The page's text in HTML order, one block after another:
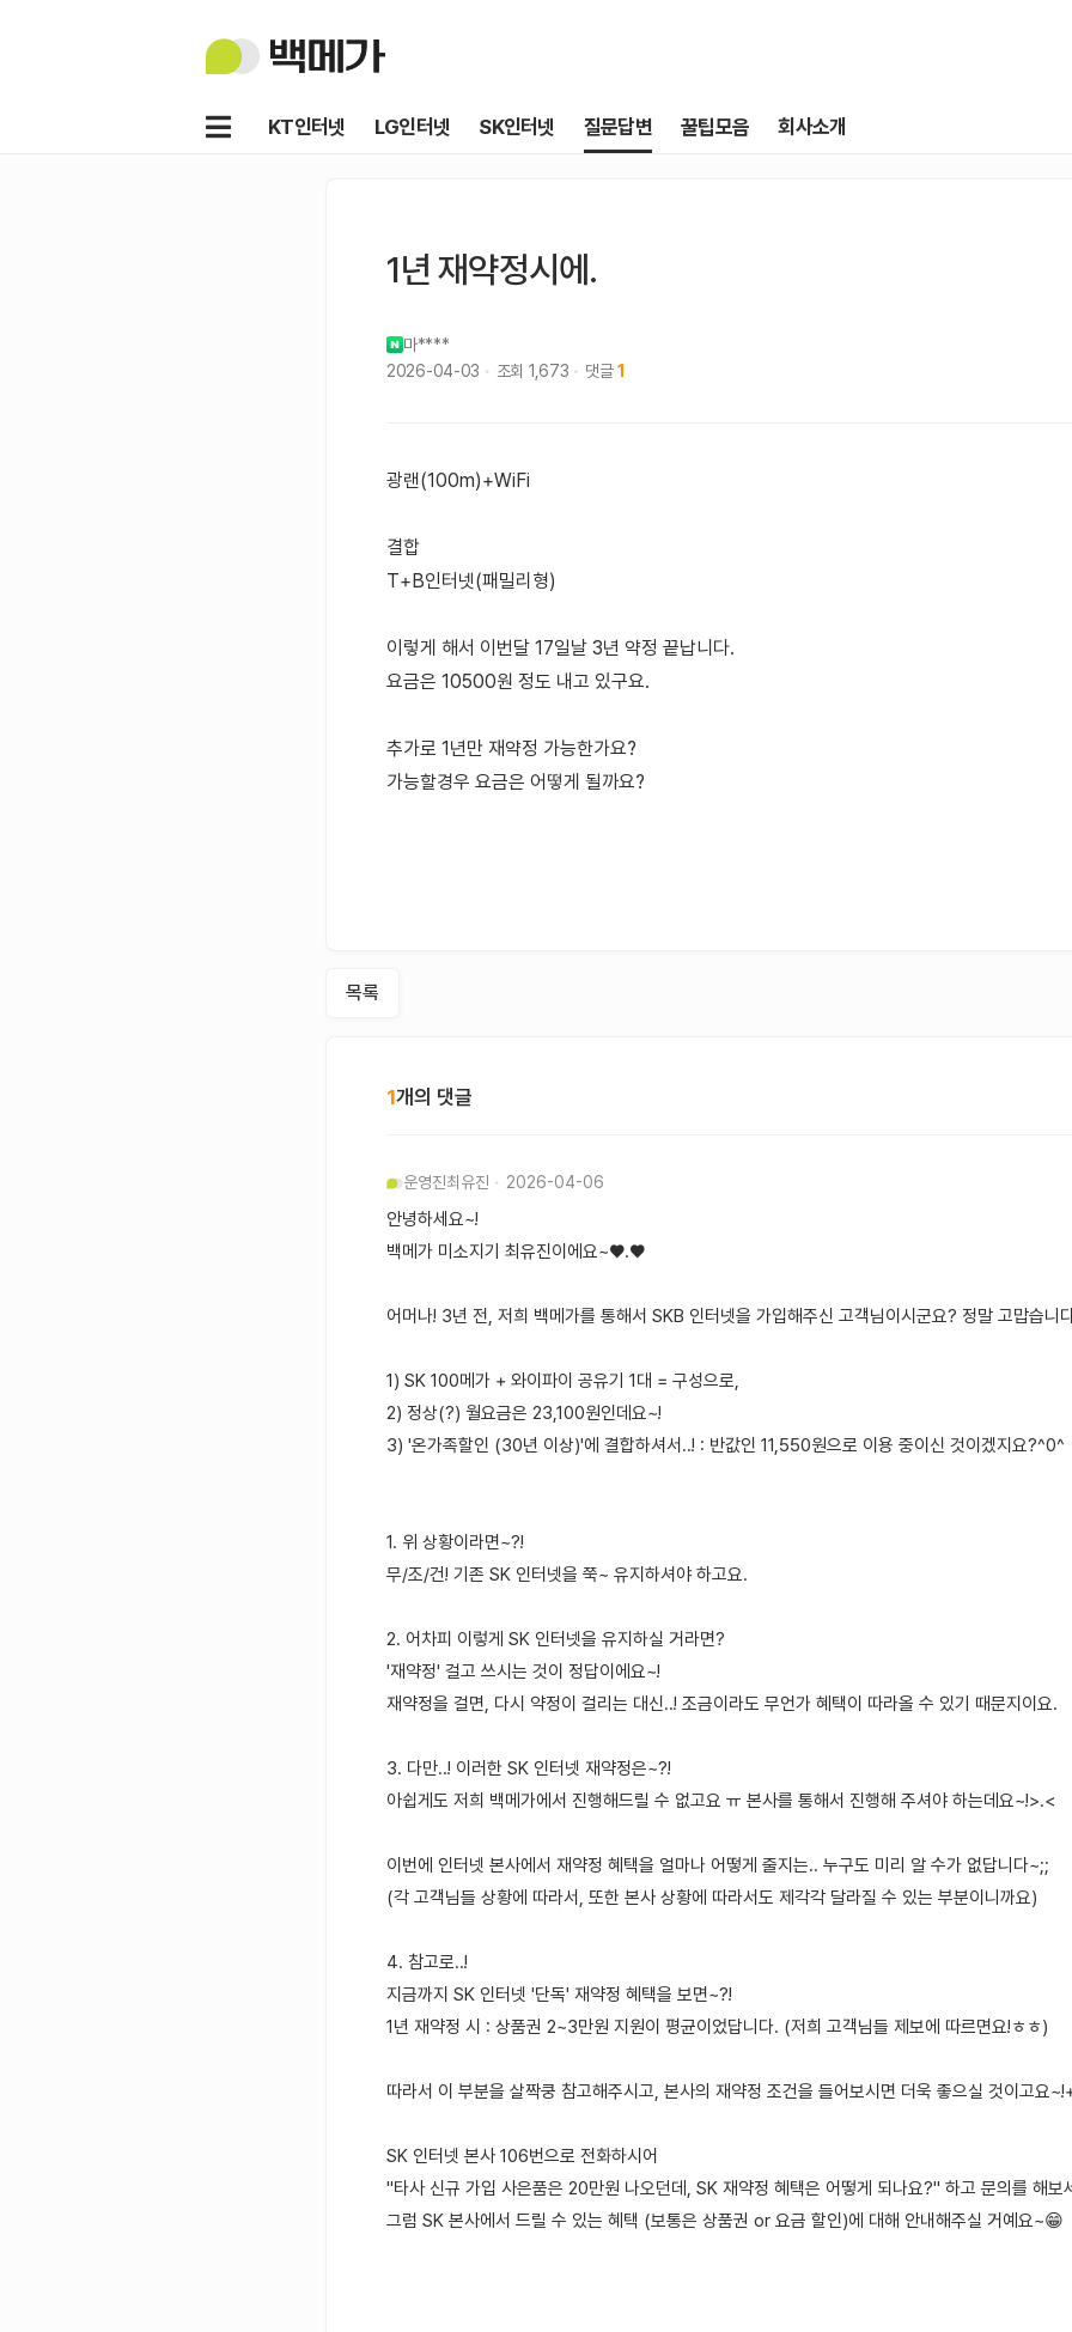
백
KT인터넷
LG인터넷 SK인터넷 질문답변 꿀팁모음 회사소개
메
1년 재약정시에.
마****
2026-04-03
조회 1,673 댓글 1
광랜(100m)+WiFi
결합
T+B인터넷(패밀리형)
이렇게 해서 이번달 17일날 3년 약정 끝납니다.
요금은 10500원 정도 내고 있구요.
추가로 1년만 재약정 가능한가요?
가능할경우 요금은 어떻게 될까요?
목록
1개의 댓글
운영진최유진 2026-04-06
안녕하세요~!
백메가 미소지기 최유진이에요~♥.♥
어머나! 3년 전, 저희 백메가를 통해서 SKB 인터넷을 가입해주신 고객님이시군요? 정말 고맙습니
1) SK 100메가 + 와이파이 공유기 1대 = 구성으로,
2) 정상(?) 월요금은 23,100원인데요~!
3) '온가족할인 (30년 이상)'에 결합하셔서..! : 반값인 11,550원으로 이용 중이신 것이겠지요?^0^
1. 위 상황이라면~?!
무/조/건! 기존 SK 인터넷을 쭉~ 유지하셔야 하고요.
2. 어차피 이렇게 SK 인터넷을 유지하실 거라면?
'재약정' 걸고 쓰시는 것이 정답이에요~!
재약정을 걸면, 다시 약정이 걸리는 대신..! 조금이라도 무언가 혜택이 따라올 수 있기 때문지이요.
3. 다만..! 이러한 SK 인터넷 재약정은~?!
아쉽게도 저희 백메가에서 진행해드릴 수 없고요 ㅠ 본사를 통해서 진행해 주셔야 하는데요~!>.<
이번에 인터넷 본사에서 재약정 혜택을 얼마나 어떻게 줄지는.. 누구도 미리 알 수가 없답니다~;;
(각 고객님들 상황에 따라서, 또한 본사 상황에 따라서도 제각각 달라질 수 있는 부분이니까요)
4. 참고로..!
지금까지 SK 인터넷 '단독' 재약정 혜택을 보면~?!
1년 재약정 시 : 상품권 2~3만원 지원이 평균이었답니다. (저희 고객님들 제보에 따르면요!ㅎㅎ)
따라서 이 부분을 살짝쿵 참고해주시고, 본사의 재약정 조건을 들어보시면 더욱 좋으실 것이고요
SK 인터넷 본사 106번으로 전화하시어
"타사 신규 가입 사은품은 20만원 나오던데, SK 재약정 혜택은 어떻게 되나요?" 하고 문의를 해보
그럼 SK 본사에서 드릴 수 있는 혜택 (보통은 상품권 or 요금 할인)에 대해 안내해주실 거예요~😁